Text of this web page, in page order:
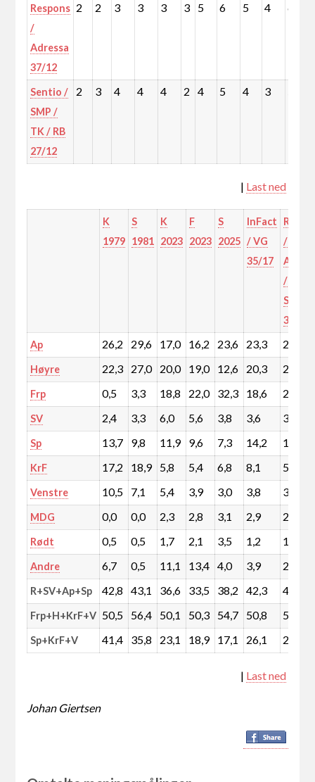
Respons
/
Adressa
37/12
2 2 3 3 3 3 5 6 5 4 6
Sentio /
SMP /
TK / RB
27/12
2 3 4 4 4 2 4 5 4 3
| Last ned
K
1979
S
1981
K
2023
F
2023
S
2025
InFact
/ VG
35/17
/
/ RB /
SMP
36/17
Ap 26,2 29,6 17,0 16,2 23,6 23,3 23,5
Høyre 22,3 27,0 20,0 19,0 12,6 20,3 22,8
Frp 0,5 3,3 18,8 22,0 32,3 18,6 22,4
SV 2,4 3,3 6,0 5,6 3,8 3,6 3,5
Sp 13,7 9,8 11,9 9,6 7,3 14,2 12,4
KrF 17,2 18,9 5,8 5,4 6,8 8,1 5,7
Venstre 10,5 7,1 5,4 3,9 3,0 3,8 3,0
MDG 0,0 0,0 2,3 2,8 3,1 2,9 2,3
Rødt 0,5 0,5 1,7 2,1 3,5 1,2 1,5
Andre 6,7 0,5 11,1 13,4 4,0 3,9 2,9
R+SV+Ap+Sp 42,8 43,1 36,6 33,5 38,2 42,3 40,9
Frp+H+KrF+V 50,5 56,4 50,1 50,3 54,7 50,8 53,9
Sp+KrF+V 41,4 35,8 23,1 18,9 17,1 26,1 21,1
| Last ned
Johan Giertsen